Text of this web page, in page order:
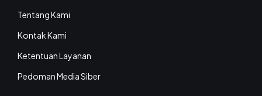
Tentang Kami
Kontak Kami
Ketentuan Layanan
Pedoman Media Siber